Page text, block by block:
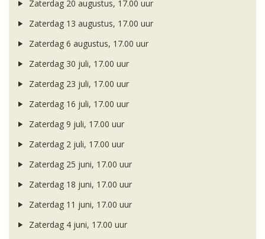
Zaterdag 20 augustus, 17.00 uur
Zaterdag 13 augustus, 17.00 uur
Zaterdag 6 augustus, 17.00 uur
Zaterdag 30 juli, 17.00 uur
Zaterdag 23 juli, 17.00 uur
Zaterdag 16 juli, 17.00 uur
Zaterdag 9 juli, 17.00 uur
Zaterdag 2 juli, 17.00 uur
Zaterdag 25 juni, 17.00 uur
Zaterdag 18 juni, 17.00 uur
Zaterdag 11 juni, 17.00 uur
Zaterdag 4 juni, 17.00 uur